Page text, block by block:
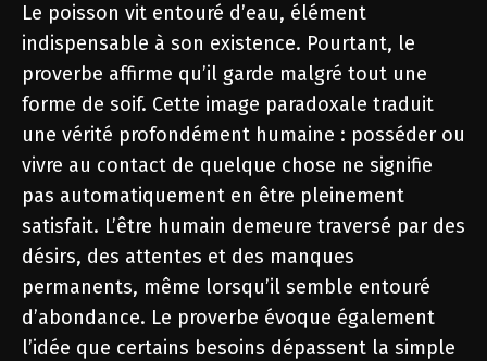
Le poisson vit entouré d’eau, élément
indispensable à son existence. Pourtant, le
proverbe affirme qu’il garde malgré tout une
forme de soif. Cette image paradoxale traduit
une vérité profondément humaine : posséder ou
vivre au contact de quelque chose ne signifie
pas automatiquement en être pleinement
satisfait. L’être humain demeure traversé par des
désirs, des attentes et des manques
permanents, même lorsqu’il semble entouré
d’abondance. Le proverbe évoque également
l’idée que certains besoins dépassent la simple